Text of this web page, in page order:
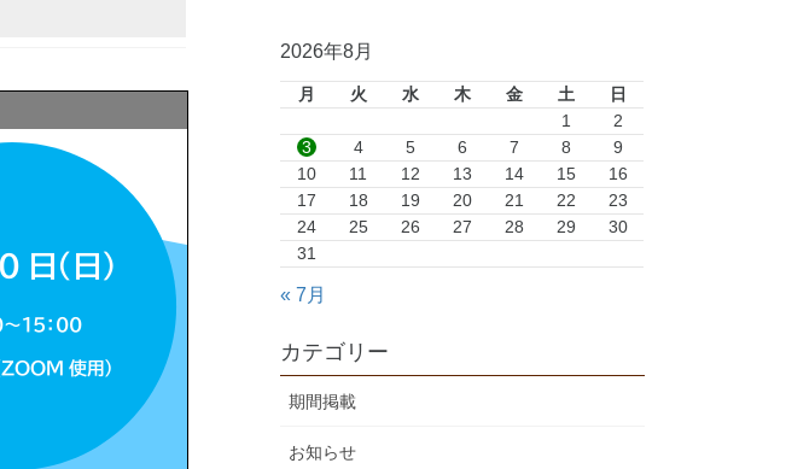
2026年8月
月 火 水 木 金 土
日
1
2
3
4 5 6 7 8
9
10
11 12 13 14 15
16
17
18 19 20 21 22
23
24
25 26 27 28 29
30
31
« 7月
カテゴリー
期間掲載
お知らせ